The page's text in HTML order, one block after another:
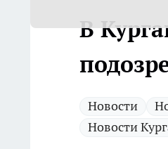
В
Новости
Новости